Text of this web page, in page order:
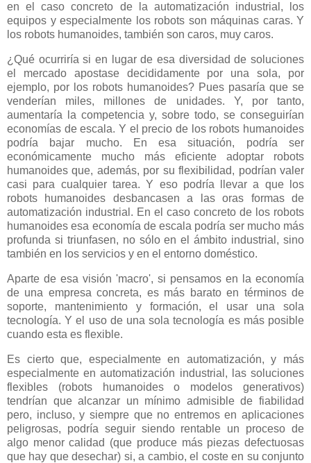
en el caso concreto de la automatización industrial, los
equipos y especialmente los robots son máquinas caras. Y
los robots humanoides, también son caros, muy caros.
¿Qué ocurriría si en lugar de esa diversidad de soluciones
el mercado apostase decididamente por una sola, por
ejemplo, por los robots humanoides? Pues pasaría que se
venderían miles, millones de unidades. Y, por tanto,
aumentaría la competencia y, sobre todo, se conseguirían
economías de escala. Y el precio de los robots humanoides
podría bajar mucho. En esa situación, podría ser
económicamente mucho más eficiente adoptar robots
humanoides que, además, por su flexibilidad, podrían valer
casi para cualquier tarea. Y eso podría llevar a que los
robots humanoides desbancasen a las oras formas de
automatización industrial. En el caso concreto de los robots
humanoides esa economía de escala podría ser mucho más
profunda si triunfasen, no sólo en el ámbito industrial, sino
también en los servicios y en el entorno doméstico.
Aparte de esa visión 'macro', si pensamos en la economía
de una empresa concreta, es más barato en términos de
soporte, mantenimiento y formación, el usar una sola
tecnología. Y el uso de una sola tecnología es más posible
cuando esta es flexible.
Es cierto que, especialmente en automatización, y más
especialmente en automatización industrial, las soluciones
flexibles (robots humanoides o modelos generativos)
tendrían que alcanzar un mínimo admisible de fiabilidad
pero, incluso, y siempre que no entremos en aplicaciones
peligrosas, podría seguir siendo rentable un proceso de
algo menor calidad (que produce más piezas defectuosas
que hay que desechar) si, a cambio, el coste en su conjunto